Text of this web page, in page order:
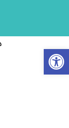
Abrir